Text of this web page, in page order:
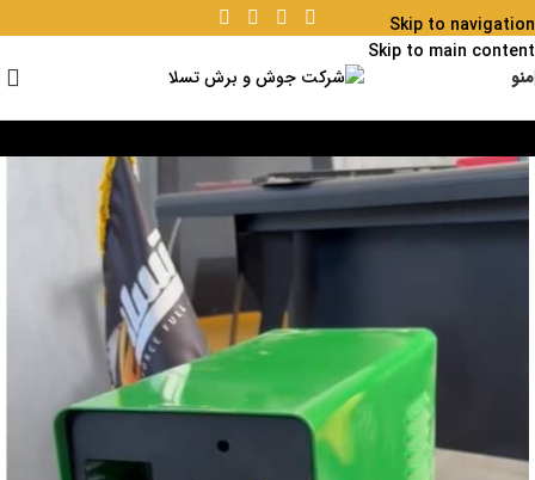
Skip to navigation
Skip to main content
منو